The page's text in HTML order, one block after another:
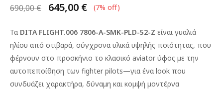
690,00€ 645,00 € (7% off)
Τα DITA FLIGHT.006 7806-A-SMK-PLD-52-Z είναι γυαλιά
ηλίου από στιβαρά, σύγχρονα υλικά υψηλής ποιότητας, που
φέρνουν στο προσκήνιο το κλασικό aviator ύφος με την
αυτοπεποίθηση των fighter pilots—για ένα look που
συνδυάζει χαρακτήρα, δύναμη και κομψή μοντέρνα